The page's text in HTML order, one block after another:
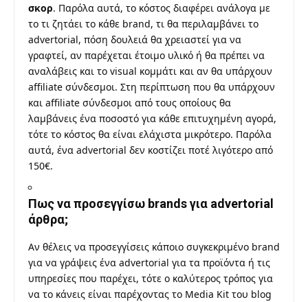
σκορ. Παρόλα αυτά, το κόστος διαφέρει ανάλογα με
το τι ζητάει το κάθε brand, τι θα περιλαμβάνει το
advertorial, πόση δουλειά θα χρειαστεί για να
γραφτεί, αν παρέχεται έτοιμο υλικό ή θα πρέπει να
αναλάβεις και το visual κομμάτι και αν θα υπάρχουν
affiliate σύνδεσμοι. Στη περίπτωση που θα υπάρχουν
και affiliate σύνδεσμοι από τους οποίους θα
λαμβάνεις ένα ποσοστό για κάθε επιτυχημένη αγορά,
τότε το κόστος θα είναι ελάχιστα μικρότερο. Παρόλα
αυτά, ένα advertorial δεν κοστίζει ποτέ λιγότερο από
150€.
Πως να προσεγγίσω brands για advertorial
άρθρα;
Αν θέλεις να προσεγγίσεις κάποιο συγκεκριμένο brand
για να γράψεις ένα advertorial για τα προϊόντα ή τις
υπηρεσίες που παρέχει, τότε ο καλύτερος τρόπος για
να το κάνεις είναι παρέχοντας το Media Kit του blog